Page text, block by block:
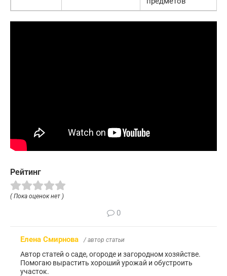
Рейтинг
( Пока оценок нет )
0
Елена Смирнова / автор статьи
Автор статей о саде, огороде и загородном хозяйстве.
Помогаю вырастить хороший урожай и обустроить
участок.